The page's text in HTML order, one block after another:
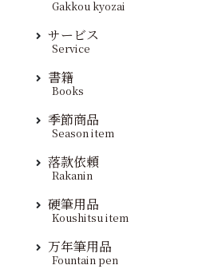
Gakkou kyozai
サービス
Service
書籍
Books
季節商品
Season item
落款依頼
Rakanin
硬筆用品
Koushitsu item
万年筆用品
Fountain pen